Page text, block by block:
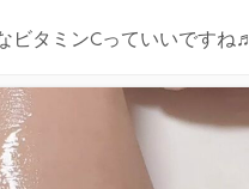
ビタミンCっていいですね♬